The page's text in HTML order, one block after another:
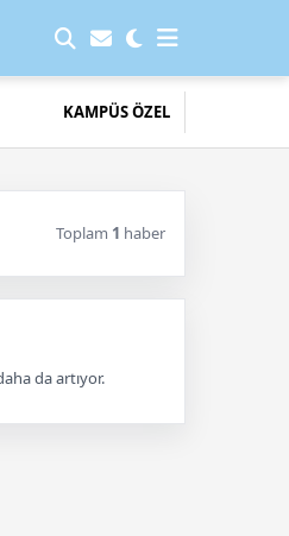
KAMPÜS ÖZEL
Toplam 1 haber
da artıyor.